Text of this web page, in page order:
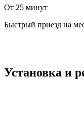
От 25 минут
Быстрый приезд на
Установка и